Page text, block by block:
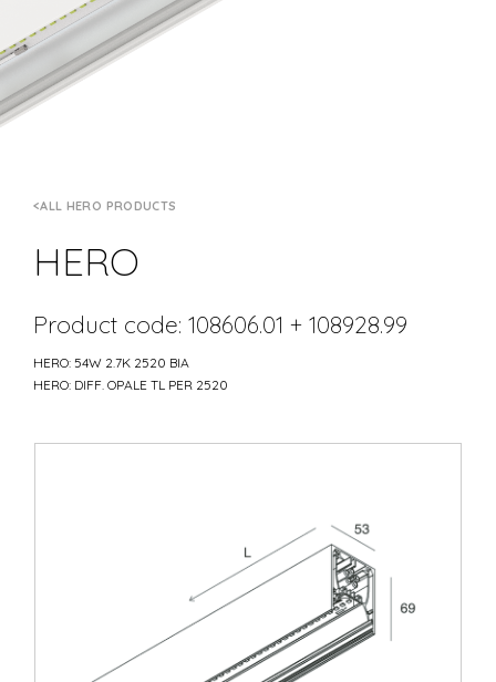
ALL HERO PRODUCTS
HERO
Product code: 108606.01 + 108928.99
HERO: 54W 2.7K 2520 BIA
HERO: DIFF. OPALE TL PER 2520